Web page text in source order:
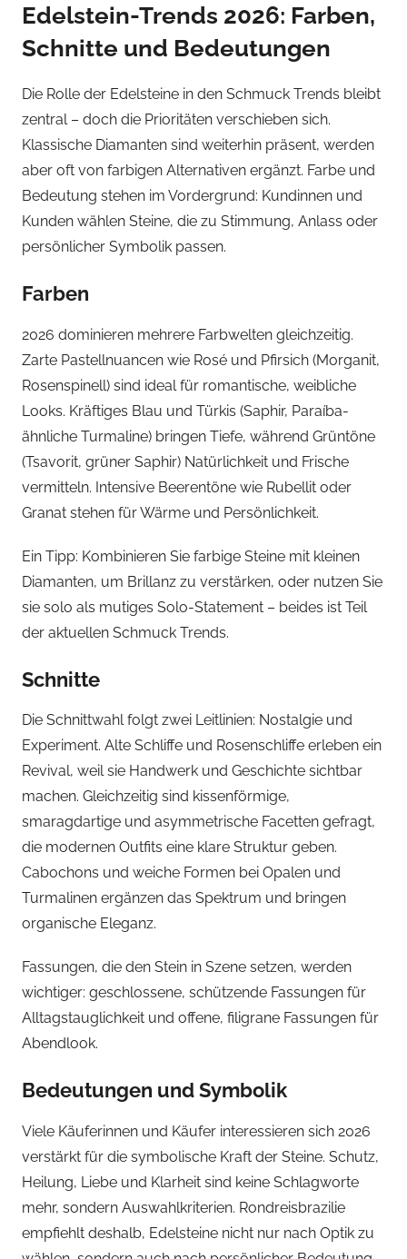
Edelstein-Trends 2026: Farben,
Schnitte und Bedeutungen
Die Rolle der Edelsteine in den Schmuck Trends bleibt
zentral – doch die Prioritäten verschieben sich.
Klassische Diamanten sind weiterhin präsent, werden
aber oft von farbigen Alternativen ergänzt. Farbe und
Bedeutung stehen im Vordergrund: Kundinnen und
Kunden wählen Steine, die zu Stimmung, Anlass oder
persönlicher Symbolik passen.
Farben
2026 dominieren mehrere Farbwelten gleichzeitig.
Zarte Pastellnuancen wie Rosé und Pfirsich (Morganit,
Rosenspinell) sind ideal für romantische, weibliche
Looks. Kräftiges Blau und Türkis (Saphir, Paraíba-
ähnliche Turmaline) bringen Tiefe, während Grüntöne
(Tsavorit, grüner Saphir) Natürlichkeit und Frische
vermitteln. Intensive Beerentöne wie Rubellit oder
Granat stehen für Wärme und Persönlichkeit.
Ein Tipp: Kombinieren Sie farbige Steine mit kleinen
Diamanten, um Brillanz zu verstärken, oder nutzen Sie
sie solo als mutiges Solo-Statement – beides ist Teil
der aktuellen Schmuck Trends.
Schnitte
Die Schnittwahl folgt zwei Leitlinien: Nostalgie und
Experiment. Alte Schliffe und Rosenschliffe erleben ein
Revival, weil sie Handwerk und Geschichte sichtbar
machen. Gleichzeitig sind kissenförmige,
smaragdartige und asymmetrische Facetten gefragt,
die modernen Outfits eine klare Struktur geben.
Cabochons und weiche Formen bei Opalen und
Turmalinen ergänzen das Spektrum und bringen
organische Eleganz.
Fassungen, die den Stein in Szene setzen, werden
wichtiger: geschlossene, schützende Fassungen für
Alltagstauglichkeit und offene, filigrane Fassungen für
Abendlook.
Bedeutungen und Symbolik
Viele Käuferinnen und Käufer interessieren sich 2026
verstärkt für die symbolische Kraft der Steine. Schutz,
Heilung, Liebe und Klarheit sind keine Schlagworte
mehr, sondern Auswahlkriterien. Rondreisbrazilie
empfiehlt deshalb, Edelsteine nicht nur nach Optik zu